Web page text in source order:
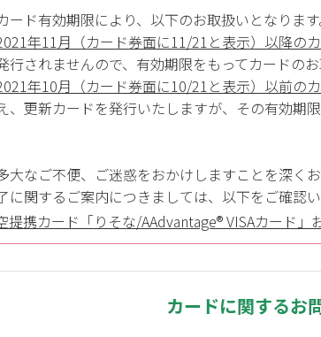
ド有効期限により、以下のお取扱いとなります
年11月（カード券面に11/21と表示）以降の
行されませんので、有効期限をもってカードの
年10月（カード券面に10/21と表示）以前の
、更新カードを発行いたしますが、その有効期
大なご不便、ご迷惑をおかけしますことを深くお
に関するご案内につきましては、以下をご確認
提携カード「りそな/AAdvantage® VISAカード」
カードに関するお